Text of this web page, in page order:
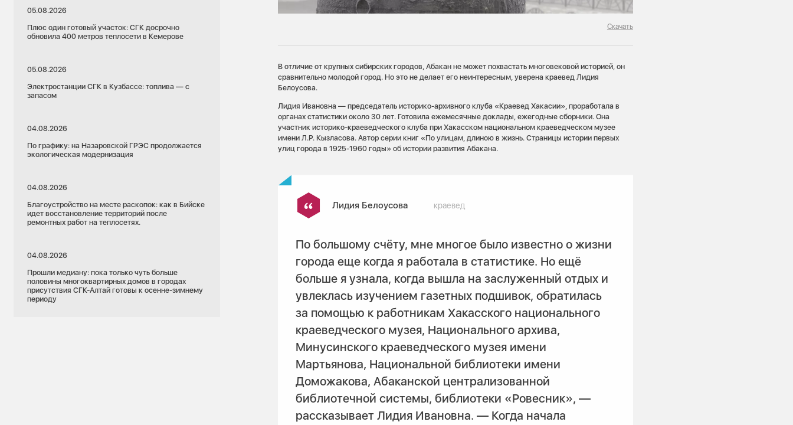
05.08.2026
Плюс один готовый участок: СГК досрочно
обновила 400 метров теплосети в Кемерове
05.08.2026
Электростанции СГК в Кузбассе: топлива — с
запасом
04.08.2026
По графику: на Назаровской ГРЭС продолжается
экологическая модернизация
04.08.2026
Благоустройство на месте раскопок: как в Бийске
идет восстановление территорий после
ремонтных работ на теплосетях.
04.08.2026
Прошли медиану: пока только чуть больше
половины многоквартирных домов в городах
присутствия СГК-Алтай готовы к осенне-зимнему
периоду
Скачать
В отличие от крупных сибирских городов, Абакан не может похвастать многовековой историей, он
сравнительно молодой город. Но это не делает его неинтересным, уверена краевед Лидия
Белоусова.
Лидия Ивановна — председатель историко-архивного клуба «Краевед Хакасии», проработала в
органах статистики около 30 лет. Готовила ежемесячные доклады, ежегодные сборники. Она
участник историко-краеведческого клуба при Хакасском национальном краеведческом музее
имени Л.Р. Кызласова. Автор серии книг «По улицам, длиною в жизнь. Страницы истории первых
улиц города в 1925-1960 годы» об истории развития Абакана.
Лидия Белоусова краевед
По большому счёту, мне многое было известно о жизни
города еще когда я работала в статистике. Но ещё
больше я узнала, когда вышла на заслуженный отдых и
увлеклась изучением газетных подшивок, обратилась
за помощью к работникам Хакасского национального
краеведческого музея, Национального архива,
Минусинского краеведческого музея имени
Мартьянова, Национальной библиотеки имени
Доможакова, Абаканской централизованной
библиотечной системы, библиотеки «Ровесник», —
рассказывает Лидия Ивановна. — Когда начала